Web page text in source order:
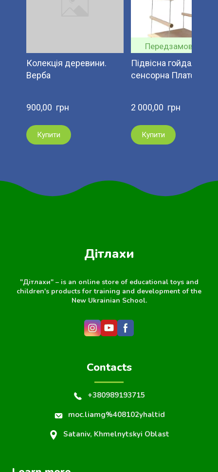
Колекція деревини.
Верба
900,00  грн
Купити
Передзамовлення
Підвісна гойдалка
сенсорна
2 000,00  грн
Купити
Дітлахи
"Дітлахи" – is an online store of educational toys and
children's products for training and development of the
New Ukrainian School.
Contacts
+380989193715
moc.liamg%408102yhaltid
Sataniv, Khmelnytskyi Oblast